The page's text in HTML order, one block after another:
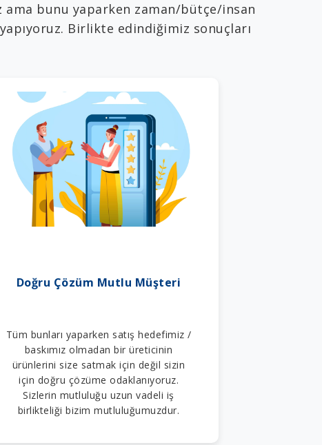
ama bunu yaparken zaman/bütçe/insan
Birlikte edindiğimiz sonuçları
Doğru Çözüm Mutlu Müşteri
Tüm bunları yaparken satış hedefimiz /
baskımız olmadan bir üreticinin
ürünlerini size satmak için değil sizin
için doğru çözüme odaklanıyoruz.
Sizlerin mutluluğu uzun vadeli iş
birlikteliği bizim mutluluğumuzdur.